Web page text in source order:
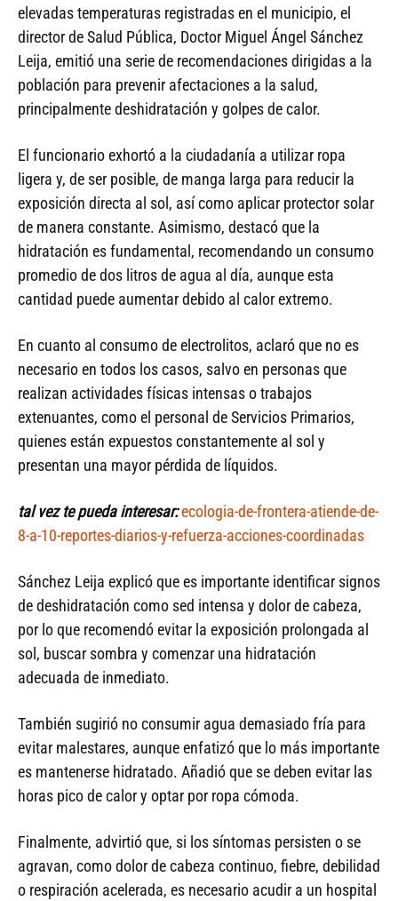
elevadas temperaturas registradas en el municipio, el
director de Salud Pública, Doctor Miguel Ángel Sánchez
Leija, emitió una serie de recomendaciones dirigidas a la
población para prevenir afectaciones a la salud,
principalmente deshidratación y golpes de calor.
El funcionario exhortó a la ciudadanía a utilizar ropa
ligera y, de ser posible, de manga larga para reducir la
exposición directa al sol, así como aplicar protector solar
de manera constante. Asimismo, destacó que la
hidratación es fundamental, recomendando un consumo
promedio de dos litros de agua al día, aunque esta
cantidad puede aumentar debido al calor extremo.
En cuanto al consumo de electrolitos, aclaró que no es
necesario en todos los casos, salvo en personas que
realizan actividades físicas intensas o trabajos
extenuantes, como el personal de Servicios Primarios,
quienes están expuestos constantemente al sol y
presentan una mayor pérdida de líquidos.
tal vez te pueda interesar:ecologia-de-frontera-atiende-de-
8-a-10-reportes-diarios-y-refuerza-acciones-coordinadas
Sánchez Leija explicó que es importante identificar signos
de deshidratación como sed intensa y dolor de cabeza,
por lo que recomendó evitar la exposición prolongada al
sol, buscar sombra y comenzar una hidratación
adecuada de inmediato.
También sugirió no consumir agua demasiado fría para
evitar malestares, aunque enfatizó que lo más importante
es mantenerse hidratado. Añadió que se deben evitar las
horas pico de calor y optar por ropa cómoda.
Finalmente, advirtió que, si los síntomas persisten o se
agravan, como dolor de cabeza continuo, fiebre, debilidad
o respiración acelerada, es necesario acudir a un hospital